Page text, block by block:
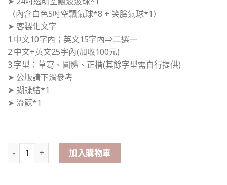
（內含白色5吋空飄氣球*8 + 笑臉氣球*1）
➤ 客製化文字
1.中文10字內；英文15字內⇒二選一
2.中文+英文25字內(加收100元)
3.字型：草寫、圓體、正楷(其餘字型需自行提供)
➤ 公版請下滑參考
➤ 蝴蝶結*1
➤ 流蘇*1
笑臉空飄氣球 數量 加入購物車